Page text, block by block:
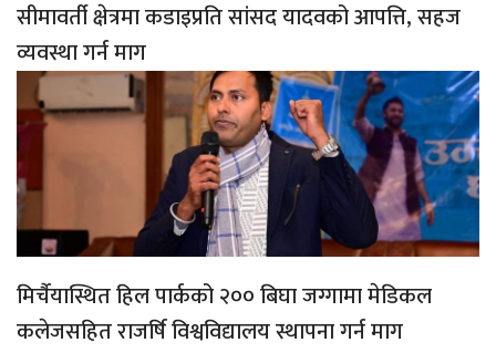
सीमावर्ती क्षेत्रमा कडाइप्रति सांसद यादवको आपत्ति, सहज
व्यवस्था गर्न माग
मिर्चैयास्थित हिल पार्कको २०० बिघा जग्गामा मेडिकल
कलेजसहित राजर्षि विश्वविद्यालय स्थापना गर्न माग